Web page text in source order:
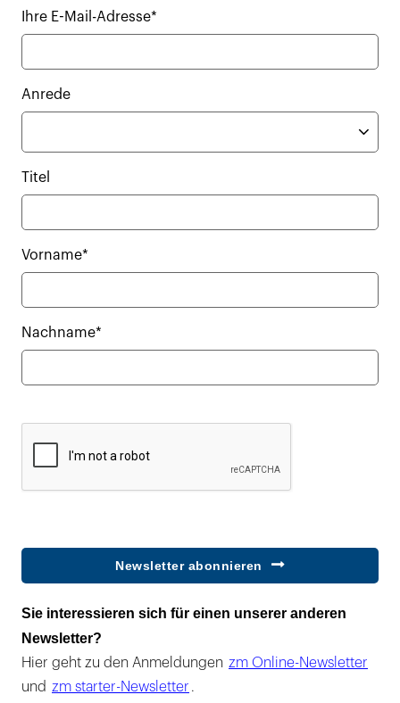
Ihre E-Mail-Adresse*
Anrede
Titel
Vorname*
Nachname*
Newsletter abonnieren
Sie interessieren sich für einen unserer anderen
Newsletter?
Hier geht zu den Anmeldungen zm Online-Newsletter
und zm starter-Newsletter .